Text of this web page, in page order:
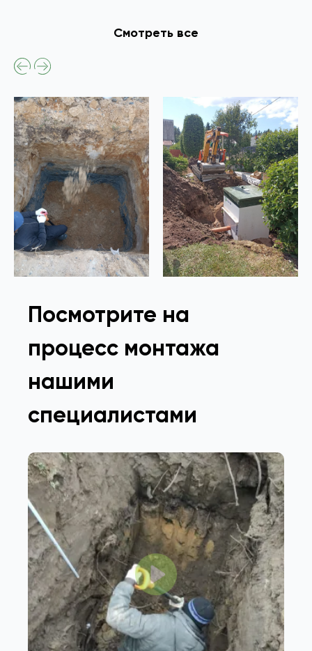
Смотреть все
Посмотрите на
процесс монтажа
нашими
специалистами